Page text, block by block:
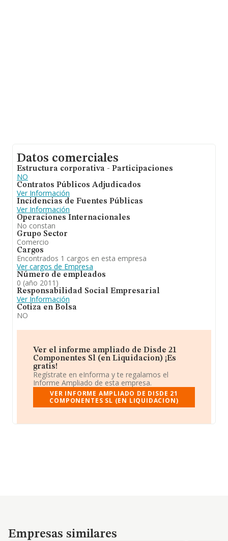
Datos comerciales
Estructura corporativa - Participaciones
NO
Contratos Públicos Adjudicados
Ver Información
Incidencias de Fuentes Públicas
Ver Información
Operaciones Internacionales
No constan
Grupo Sector
Comercio
Cargos
Encontrados 1 cargos en esta empresa
Ver cargos de Empresa
Número de empleados
0 (año 2011)
Responsabilidad Social Empresarial
Ver Información
Cotiza en Bolsa
NO
Ver el informe ampliado de Disde 21
Componentes Sl (en Liquidacion) ¡Es
gratis!
Regístrate en eInforma y te regalamos el
Informe Ampliado de esta empresa.
VER INFORME AMPLIADO DE DISDE 21
COMPONENTES SL (EN LIQUIDACION)
Empresas similares
Empresas similares